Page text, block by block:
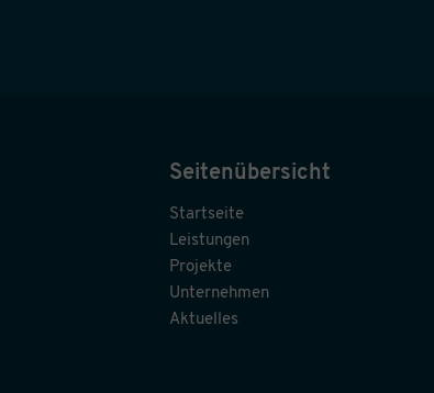
Seitenübersicht
Startseite
Leistungen
Projekte
Unternehmen
Aktuelles